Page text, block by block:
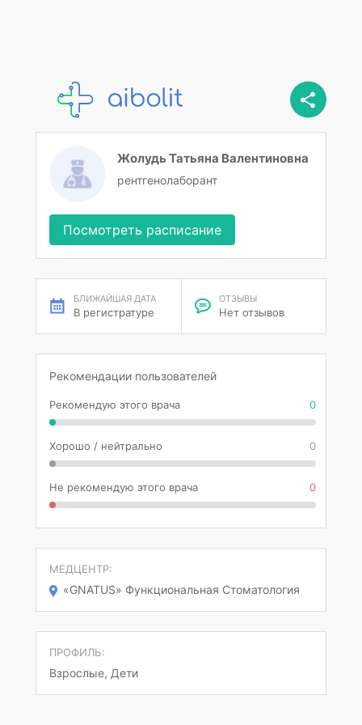
Жолудь Татьяна Валентиновна
рентгенолаборант
Посмотреть расписание
БЛИЖАЙШАЯ ДАТА
В регистратуре
ОТЗЫВЫ
Нет отзывов
Рекомендации пользователей
Рекомендую этого врача 0
Хорошо / нейтрально 0
Не рекомендую этого врача 0
МЕДЦЕНТР:
«GNATUS» Функциональная Стоматология
ПРОФИЛЬ:
Взрослые, Дети